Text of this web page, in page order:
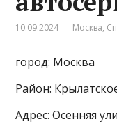
10.09.2024 Москва,
город: Москва
Район:
Адрес: Осенняя